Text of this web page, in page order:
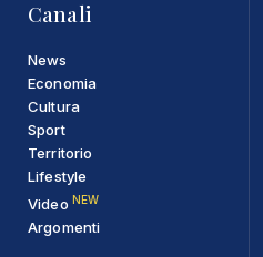
Canali
News
Economia
Cultura
Sport
Territorio
Lifestyle
Video NEW
Argomenti